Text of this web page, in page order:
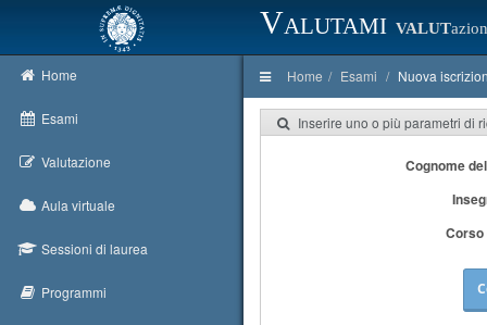
Valutami VALUT
Home
Esami
Valutazione
Aula virtuale
Sessioni di laurea
Programmi
Home Esami Nuova
Inserire uno o più parametri di
Cognome
Corso